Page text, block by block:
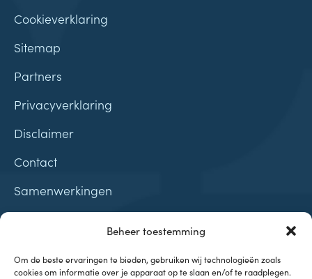
Beheer toestemming
Om de beste ervaringen te bieden, gebruiken wij technologieën zoals
cookies om informatie over je apparaat op te slaan en/of te raadplegen.
Cookieverklaring
Sitemap
Partners
Privacyverklaring
Disclaimer
Contact
Samenwerkingen